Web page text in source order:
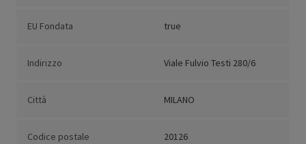
EU Fondata true
Indirizzo Viale Fulvio Testi 280/6
Città MILANO
Codice postale 20126